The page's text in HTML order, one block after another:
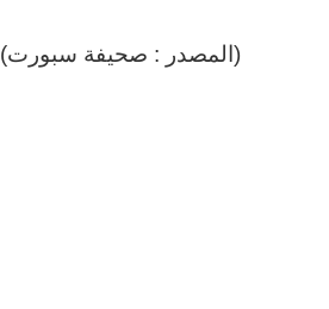
(المصدر : صحيفة سبورت)